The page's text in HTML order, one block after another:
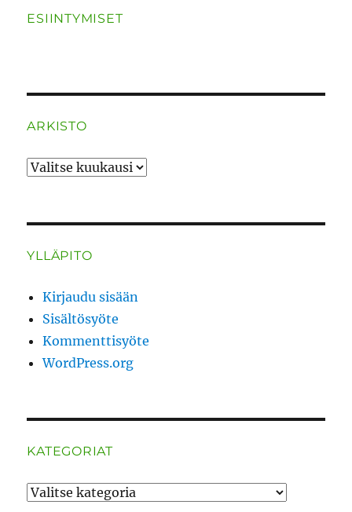
ESIINTYMISET
ARKISTO
ARKISTO
YLLÄPITO
Kirjaudu sisään
Sisältösyöte
Kommenttisyöte
WordPress.org
KATEGORIAT
Kategoriat